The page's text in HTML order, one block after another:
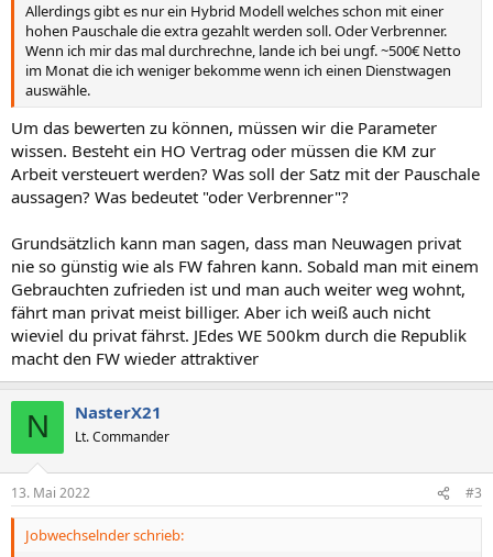
Allerdings gibt es nur ein Hybrid Modell welches schon mit einer
hohen Pauschale die extra gezahlt werden soll. Oder Verbrenner.
Wenn ich mir das mal durchrechne, lande ich bei ungf. ~500€ Netto
im Monat die ich weniger bekomme wenn ich einen Dienstwagen
auswähle.
Um das bewerten zu können, müssen wir die Parameter
wissen. Besteht ein HO Vertrag oder müssen die KM zur
Arbeit versteuert werden? Was soll der Satz mit der Pauschale
aussagen? Was bedeutet "oder Verbrenner"?
Grundsätzlich kann man sagen, dass man Neuwagen privat
nie so günstig wie als FW fahren kann. Sobald man mit einem
Gebrauchten zufrieden ist und man auch weiter weg wohnt,
fährt man privat meist billiger. Aber ich weiß auch nicht
wieviel du privat fährst. JEdes WE 500km durch die Republik
macht den FW wieder attraktiver
N NasterX21
Lt. Commander
13. Mai 2022 #3
Jobwechselnder schrieb: